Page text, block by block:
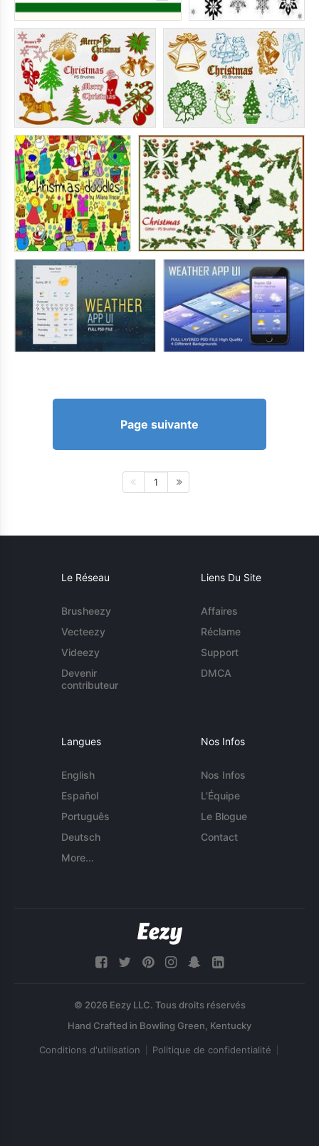
Page suivante
1
Le Réseau
Brusheezy
Vecteezy
Videezy
Devenir
contributeur
Liens Du Site
Affaires
Réclame
Support
DMCA
Langues
English
Español
Português
Deutsch
More...
Nos Infos
Nos Infos
L'Équipe
Le Blogue
Contact
© 2026 Eezy LLC. Tous droits réservés
Conditions d'utilisation Politique de confidentialité